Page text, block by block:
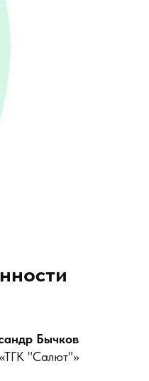
Бычков
"Салют"»